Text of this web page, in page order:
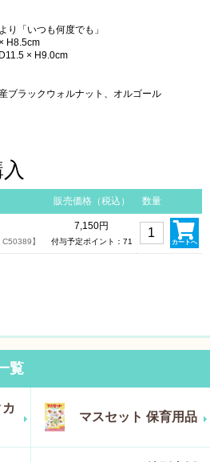
り「いつも何度でも」
H8.5cm
× H9.0cm
ブラックウォルナット、オルゴール
販売価格（税込） 数量
】
7,150円
付与予定ポイント：71 カートへ
覧
マスセット 保育用品